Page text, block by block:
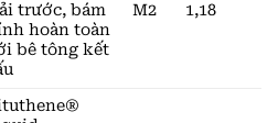
trước, bám
hoàn toàn
bê tông kết
M2 1,18